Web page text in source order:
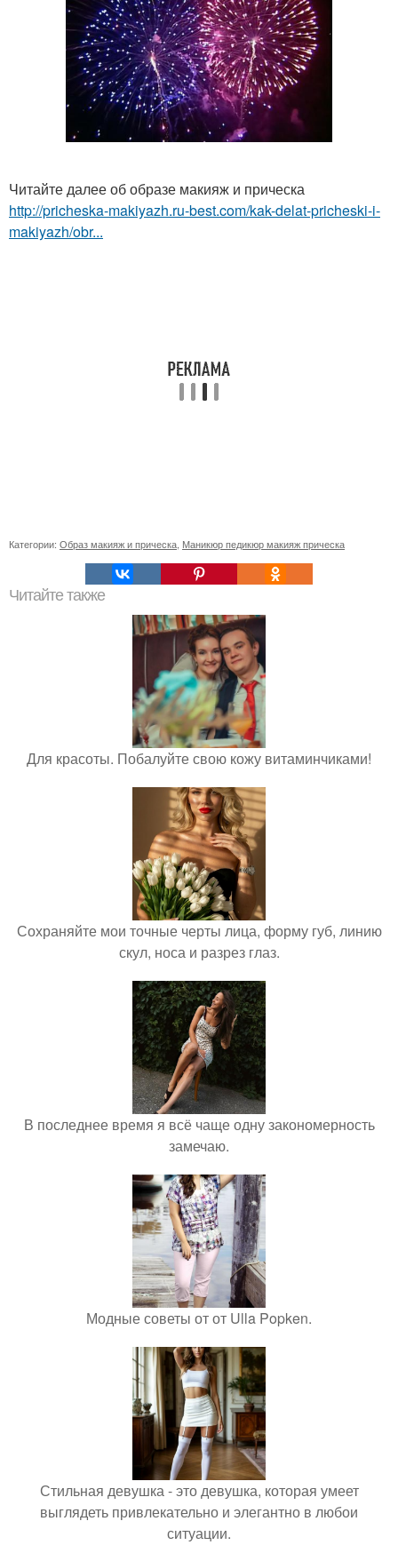
Читайте далее об образе макияж и прическа
http://pricheska-makiyazh.ru-best.com/kak-delat-pricheski-i-
makiyazh/obr...
Категории: Образ макияж и прическа Маникюр педикюр макияж прическа
Читайте также
Для красоты. Побалуйте свою кожу витаминчиками!
Сохраняйте мои точные черты лица, форму губ, линию
скул, носа и разрез глаз.
В последнее время я всё чаще одну закономерность
замечаю.
Модные советы от от Ulla Popken.
Стильная девушка - это девушка, которая умеет
выглядеть привлекательно и элегантно в любои
ситуации.